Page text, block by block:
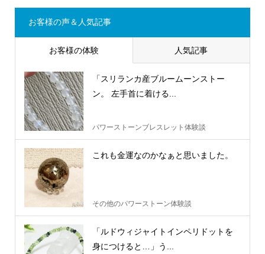
お客様の声＆人気記事
お客様の体験 人気記事
「スリランカ産ブルームーンストー
ン。 左手首に着ける...
パワーストーンブレスレット体験談
これも金運なのかなぁと思いました。
その他のパワーストーン体験談
「ルドウィジャイトインペリドットを
身につけると…」う...